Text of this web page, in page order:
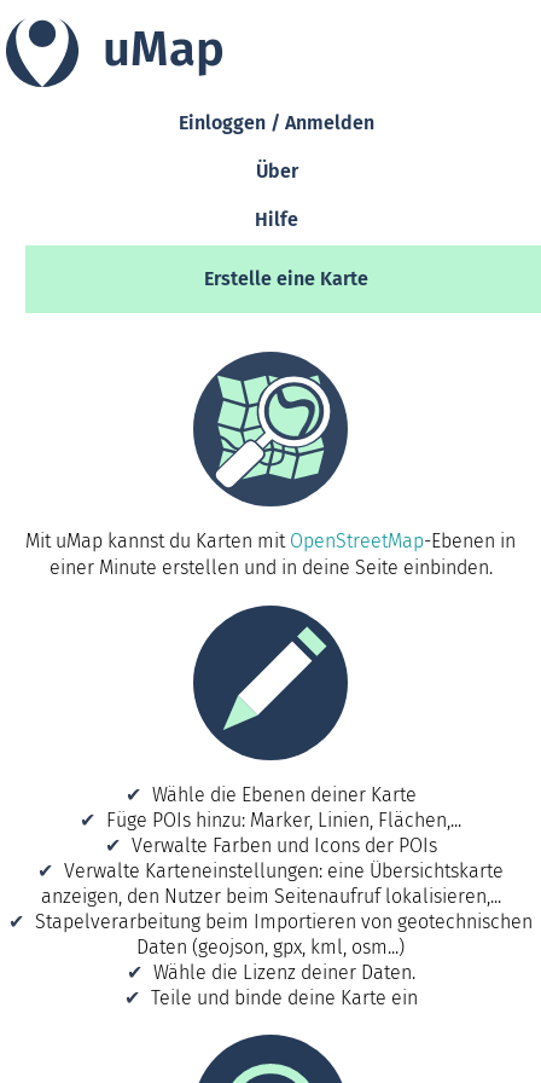
uMap
Einloggen / Anmelden
Über
Hilfe
Erstelle eine Karte
Mit uMap kannst du Karten mit OpenStreetMap-Ebenen in
einer Minute erstellen und in deine Seite einbinden.
Wähle die Ebenen deiner Karte
Füge POIs hinzu: Marker, Linien, Flächen,...
Verwalte Farben und Icons der POIs
Verwalte Karteneinstellungen: eine Übersichtskarte
anzeigen, den Nutzer beim Seitenaufruf lokalisieren,...
Stapelverarbeitung beim Importieren von geotechnischen
Daten (geojson, gpx, kml, osm...)
Wähle die Lizenz deiner Daten.
Teile und binde deine Karte ein